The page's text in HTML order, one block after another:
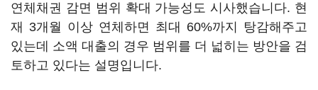
연체채권 감면 범위 확대 가능성도 시사했습니다. 현
재 3개월 이상 연체하면 최대 60%까지 탕감해주고
있는데 소액 대출의 경우 범위를 더 넓히는 방안을 검
토하고 있다는 설명입니다.